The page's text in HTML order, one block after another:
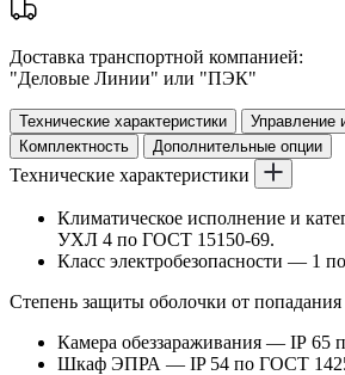
Доставка транспортной компанией:
"Деловые Линии" или "ПЭК"
Технические характеристики
Управление
Комплектность
Дополнительные опции
Технические характеристики
Климатическое исполнение и
УХЛ 4 по ГОСТ 15150-69.
Класс электробезопасности — 1
Степень защиты оболочки от
Камера обеззараживания — IP 65
Шкаф ЭПРА — IP 54 по ГОСТ